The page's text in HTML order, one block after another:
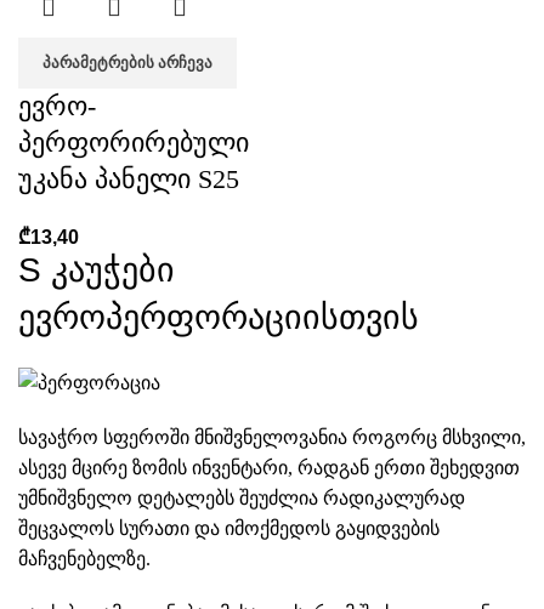
ᲞᲐᲠᲐᲛᲔᲢᲠᲔᲑᲘᲡ ᲐᲠᲩᲔᲕᲐ
ევრო-
პერფორირებული
უკანა პანელი S25
₾13,40
S კაუჭები
ევროპერფორაციისთვის
სავაჭრო სფეროში მნიშვნელოვანია როგორც მსხვილი,
ასევე მცირე ზომის ინვენტარი, რადგან ერთი შეხედვით
უმნიშვნელო დეტალებს შეუძლია რადიკალურად
შეცვალოს სურათი და იმოქმედოს გაყიდვების
მაჩვენებელზე.